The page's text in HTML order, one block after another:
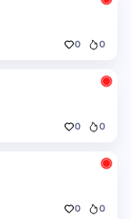
0 0
0 0
0 0